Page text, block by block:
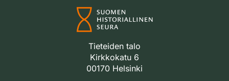
Tieteiden talo
Kirkkokatu 6
00170 Helsinki